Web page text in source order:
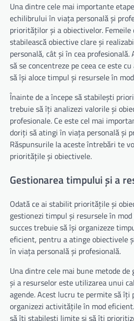
Una dintre cele mai importante
echilibrului în viața personală și
priorităților și a obiectivelor. Femeile
stabilească obiective clare și
personală, cât și în cea
să se concentreze pe ceea ce este
să își aloce timpul și resursele în
Înainte de a începe să stabilești
trebuie să îți analizezi valorile și
profesionale. Ce este cel mai
doriți să atingi în viața personală și
Răspunsurile la aceste întrebări te
prioritățile și obiectivele.
Gestionarea timpului și a
Odată ce ai stabilit prioritățile și
gestionezi timpul și resursele în
succes trebuie să își organizeze
eficient, pentru a atinge obiectivele
în viața personală și profesională.
Una dintre cele mai bune metode
și a resurselor este utilizarea unui
agende. Acest lucru te permite să
organizezi activitățile în mod
să îți stabilești limite și să îți